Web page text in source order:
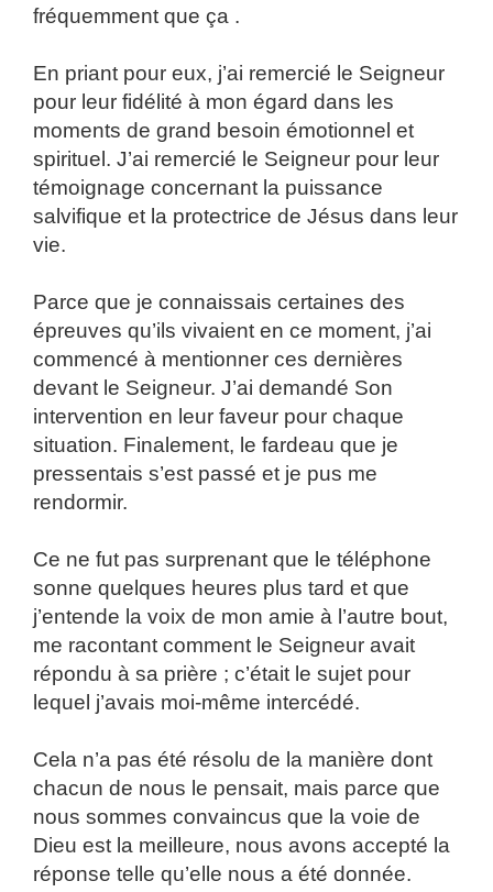
fréquemment que ça .
En priant pour eux, j’ai remercié le Seigneur
pour leur fidélité à mon égard dans les
moments de grand besoin émotionnel et
spirituel. J’ai remercié le Seigneur pour leur
témoignage concernant la puissance
salvifique et la protectrice de Jésus dans leur
vie.
Parce que je connaissais certaines des
épreuves qu’ils vivaient en ce moment, j’ai
commencé à mentionner ces dernières
devant le Seigneur. J’ai demandé Son
intervention en leur faveur pour chaque
situation. Finalement, le fardeau que je
pressentais s’est passé et je pus me
rendormir.
Ce ne fut pas surprenant que le téléphone
sonne quelques heures plus tard et que
j’entende la voix de mon amie à l’autre bout,
me racontant comment le Seigneur avait
répondu à sa prière ; c’était le sujet pour
lequel j’avais moi-même intercédé.
Cela n’a pas été résolu de la manière dont
chacun de nous le pensait, mais parce que
nous sommes convaincus que la voie de
Dieu est la meilleure, nous avons accepté la
réponse telle qu’elle nous a été donnée.